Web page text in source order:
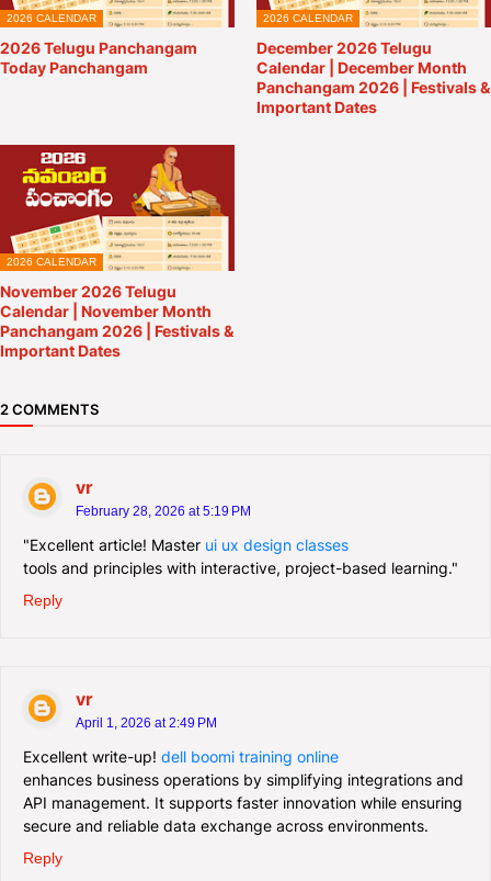
2026 CALENDAR
2026 Telugu Panchangam
Today Panchangam
2026 CALENDAR
December 2026 Telugu
Calendar | December Month
Panchangam 2026 | Festivals &
Important Dates
2026 CALENDAR
November 2026 Telugu
Calendar | November Month
Panchangam 2026 | Festivals &
Important Dates
2 COMMENTS
vr
February 28, 2026 at 5:19 PM
"Excellent article! Master ui ux design classes
tools and principles with interactive, project-based learning."
Reply
vr
April 1, 2026 at 2:49 PM
Excellent write-up! dell boomi training online
enhances business operations by simplifying integrations and
API management. It supports faster innovation while ensuring
secure and reliable data exchange across environments.
Reply